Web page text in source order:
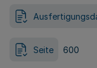
Seite 600